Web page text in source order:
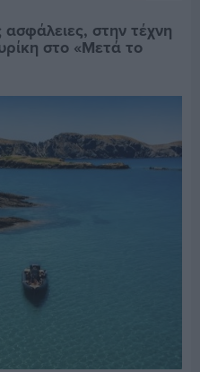
στην τέχνη
στο «Μετά το